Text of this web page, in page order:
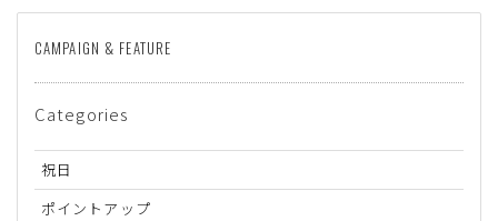
CAMPAIGN & FEATURE
Categories
祝日
ポイントアップ